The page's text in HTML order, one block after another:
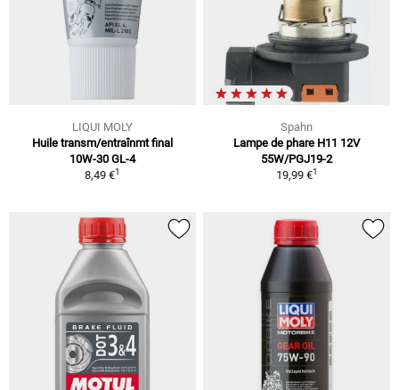
LIQUI MOLY
Huile transm/entraînmt final
10W-30 GL-4
8,49 €1
Spahn
Lampe de phare H11 12V
55W/PGJ19-2
19,99 €1